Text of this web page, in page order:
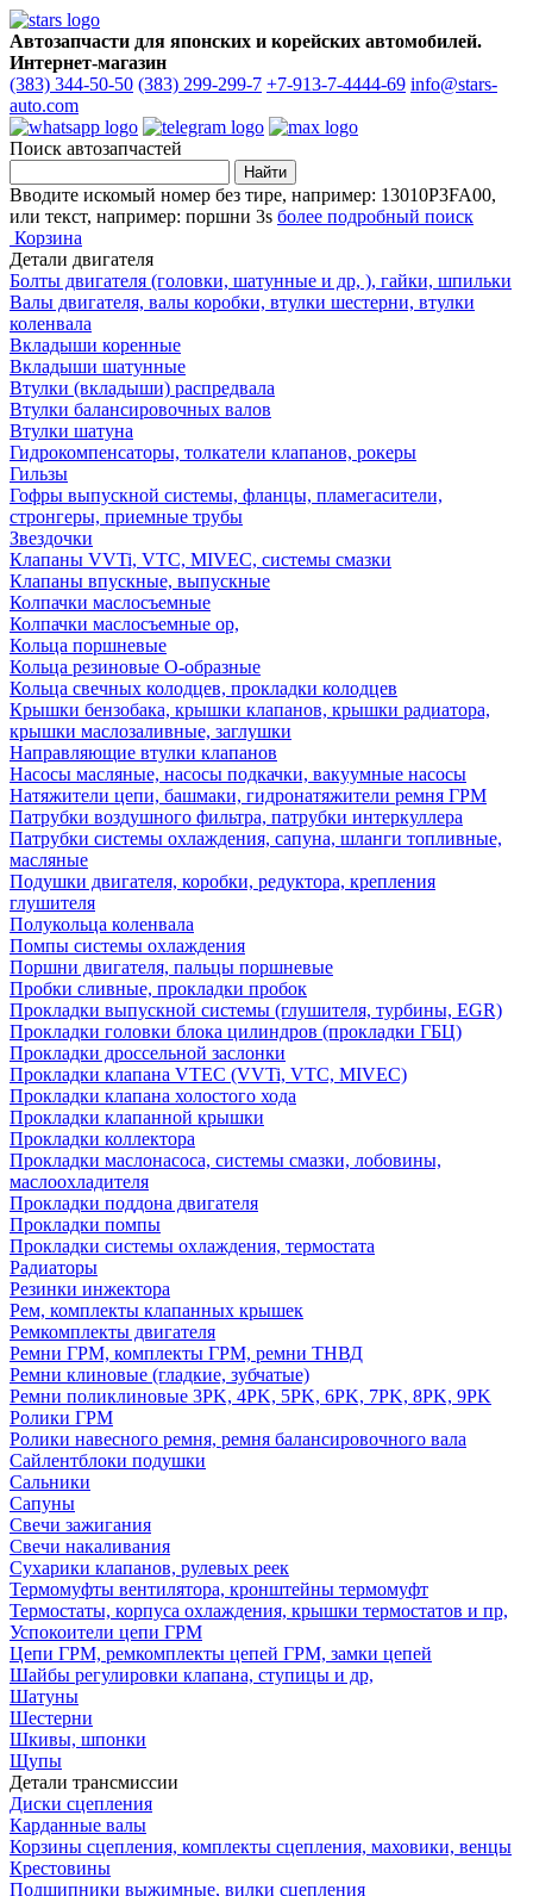
Автозапчасти для японских и корейских автомобилей.
Интернет-магазин
(383) 344-50-50 (383) 299-299-7 +7-913-7-4444-69 info@stars-
auto.com
Поиск автозапчастей
Вводите искомый номер без тире, например: 13010P3FA00,
или текст, например: поршни 3s более подробный поиск
Корзина
Детали двигателя
Болты двигателя (головки, шатунные и др, ), гайки, шпильки
Валы двигателя, валы коробки, втулки шестерни, втулки
коленвала
Вкладыши коренные
Вкладыши шатунные
Втулки (вкладыши) распредвала
Втулки балансировочных валов
Втулки шатуна
Гидрокомпенсаторы, толкатели клапанов, рокеры
Гильзы
Гофры выпускной системы, фланцы, пламегасители,
стронгеры, приемные трубы
Звездочки
Клапаны VVTi, VTC, MIVEC, системы смазки
Клапаны впускные, выпускные
Колпачки маслосъемные
Колпачки маслосъемные ор,
Кольца поршневые
Кольца резиновые О-образные
Кольца свечных колодцев, прокладки колодцев
Крышки бензобака, крышки клапанов, крышки радиатора,
крышки маслозаливные, заглушки
Направляющие втулки клапанов
Насосы масляные, насосы подкачки, вакуумные насосы
Натяжители цепи, башмаки, гидронатяжители ремня ГРМ
Патрубки воздушного фильтра, патрубки интеркуллера
Патрубки системы охлаждения, сапуна, шланги топливные,
масляные
Подушки двигателя, коробки, редуктора, крепления
глушителя
Полукольца коленвала
Помпы системы охлаждения
Поршни двигателя, пальцы поршневые
Пробки сливные, прокладки пробок
Прокладки выпускной системы (глушителя, турбины, EGR)
Прокладки головки блока цилиндров (прокладки ГБЦ)
Прокладки дроссельной заслонки
Прокладки клапана VTEC (VVTi, VTC, MIVEC)
Прокладки клапана холостого хода
Прокладки клапанной крышки
Прокладки коллектора
Прокладки маслонасоса, системы смазки, лобовины,
маслоохладителя
Прокладки поддона двигателя
Прокладки помпы
Прокладки системы охлаждения, термостата
Радиаторы
Резинки инжектора
Рем, комплекты клапанных крышек
Ремкомплекты двигателя
Ремни ГРМ, комплекты ГРМ, ремни ТНВД
Ремни клиновые (гладкие, зубчатые)
Ремни поликлиновые 3PK, 4PK, 5PK, 6PK, 7PK, 8PK, 9PK
Ролики ГРМ
Ролики навесного ремня, ремня балансировочного вала
Сайлентблоки подушки
Сальники
Сапуны
Свечи зажигания
Свечи накаливания
Сухарики клапанов, рулевых реек
Термомуфты вентилятора, кронштейны термомуфт
Термостаты, корпуса охлаждения, крышки термостатов и пр,
Успокоители цепи ГРМ
Цепи ГРМ, ремкомплекты цепей ГРМ, замки цепей
Шайбы регулировки клапана, ступицы и др,
Шатуны
Шестерни
Шкивы, шпонки
Щупы
Детали трансмиссии
Диски сцепления
Карданные валы
Корзины сцепления, комплекты сцепления, маховики, венцы
Крестовины
Подшипники выжимные, вилки сцепления